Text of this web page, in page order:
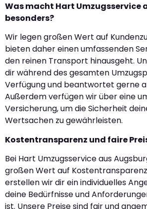
Was macht Hart Umzugsservice
besonders?
Wir legen großen Wert auf
bieten daher einen umfassenden
den reinen Transport hinausgeht.
dir während des gesamten
Verfügung und beantwortet gerne
Außerdem verfügen wir über eine
Versicherung, um die Sicherheit
Wertsachen zu gewährleisten.
Kostentransparenz und faire
Bei Hart Umzugsservice aus
großen Wert auf
erstellen wir dir ein individuelles
deine Bedürfnisse und
ist. Unsere Preise sind fair und